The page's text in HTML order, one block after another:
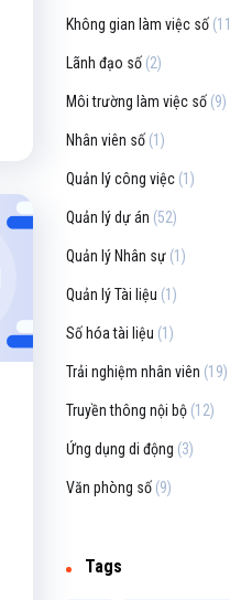
Không gian làm việc số
Lãnh đạo số (2)
Môi trường làm việc số (9)
Nhân viên số (1)
Quản lý công việc (1)
Quản lý dự án (52)
Quản lý Nhân sự (1)
Quản lý Tài liệu (1)
Số hóa tài liệu (1)
Trải nghiệm nhân viên (19)
Truyền thông nội bộ (12)
Ứng dụng di động (3)
Văn phòng số (9)
Tags